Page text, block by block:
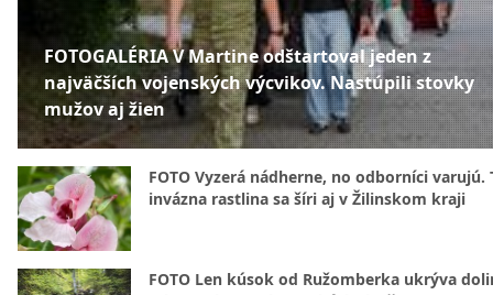
FOTOGALÉRIA V Martine odštartoval jeden z
najväčších vojenských výcvikov. Nastúpili stovky
mužov aj žien
FOTO Vyzerá nádherne, no odborníci varujú.
invázna rastlina sa šíri aj v Žilinskom kraji
FOTO Len kúsok od Ružomberka ukrýva